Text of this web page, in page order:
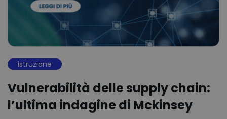
istruzione
Vulnerabilità delle supply chain:
l’ultima indagine di Mckinsey